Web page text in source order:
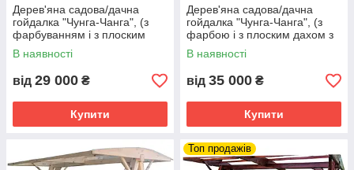
Дерев'яна садова/дачна
гойдалка "Чунга-Чанга", (з
фарбуванням і з плоским
дахом, без покрівлі)
В наявності
від 29 000 ₴
Купити
Дерев'яна садова/дачна
гойдалка "Чунга-Чанга", (з
фарбою і з плоским дахом з
ондуліном)
В наявності
від 35 000 ₴
Купити
Топ продажів